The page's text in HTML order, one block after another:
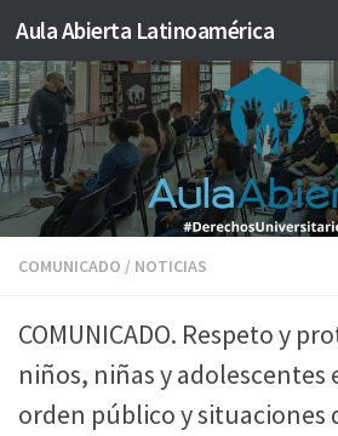
Saltar al contenido
Aula Abierta Latinoamérica
COMUNICADO / NOTICIAS
COMUNICADO. Respeto y
niños, niñas y
orden público y situaciones